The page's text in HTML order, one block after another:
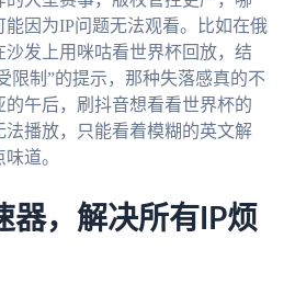
因为IP问题无法观看。比如在俄
发上用咪咕看世界杯回放，结
限制”的提示，那种失落感真的不
午后，刷抖音想看看世界杯的
法播放，只能看着模糊的英文解
道。
器，解决所有IP烦